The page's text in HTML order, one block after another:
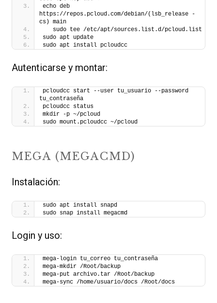
echo deb
https://repos.pcloud.com/debian/(lsb_release -
cs) main
   sudo tee /etc/apt/sources.list.d/pcloud.list
sudo apt update
sudo apt install pcloudcc
Autenticarse y montar:
pcloudcc start --user tu_usuario --password
tu_contraseña
pcloudcc status
mkdir -p ~/pcloud
sudo mount.pcloudcc ~/pcloud
MEGA (MEGACMD)
Instalación:
sudo apt install snapd
sudo snap install megacmd
Login y uso:
mega-login tu_correo tu_contraseña
mega-mkdir /Root/backup
mega-put archivo.tar /Root/backup
mega-sync /home/usuario/docs /Root/docs